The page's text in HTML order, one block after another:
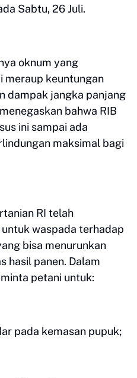
Sabtu, 26 Juli.
oknum yang
meraup keuntungan
dampak jangka panjang
bahwa RIB
ini sampai ada
maksimal bagi
RI telah
waspada terhadap
bisa menurunkan
hasil panen. Dalam
petani untuk:
pada kemasan pupuk;